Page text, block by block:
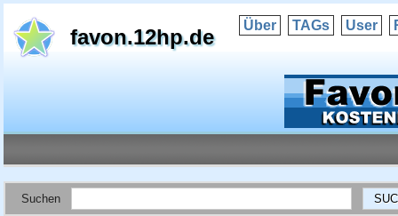
favon.12hp.de Über TAGs User
Suchen